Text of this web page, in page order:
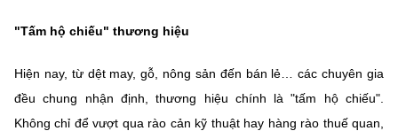
"Tấm hộ chiếu" thương hiệu
Hiện nay, từ dệt may, gỗ, nông sản đến bán lẻ… các chuyên gia
đều chung nhận định, thương hiệu chính là "tấm hộ chiếu".
Không chỉ để vượt qua rào cản kỹ thuật hay hàng rào thuế quan,